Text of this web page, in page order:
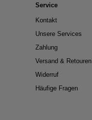
Service
Kontakt
Unsere Services
Zahlung
Versand & Retouren
Widerruf
Häufige Fragen